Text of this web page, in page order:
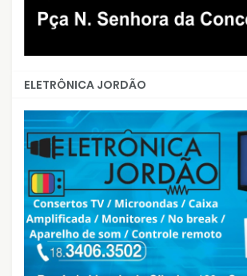
ELETRÔNICA JORDÃO